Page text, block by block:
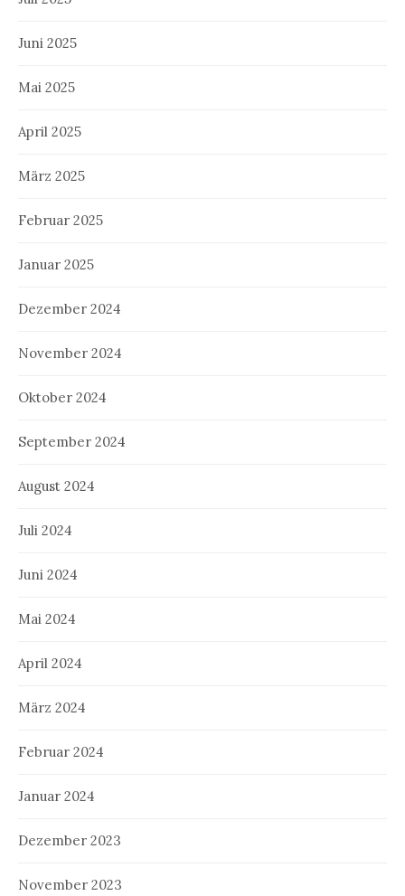
Juni 2025
Mai 2025
April 2025
März 2025
Februar 2025
Januar 2025
Dezember 2024
November 2024
Oktober 2024
September 2024
August 2024
Juli 2024
Juni 2024
Mai 2024
April 2024
März 2024
Februar 2024
Januar 2024
Dezember 2023
November 2023